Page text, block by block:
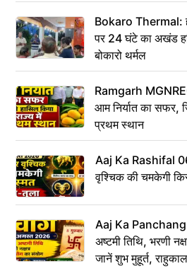
Bokaro Thermal:
पर 24 घंटे का अखंड
बोकारो थर्मल
Ramgarh
आम निर्यात का सफर,
प्रथम स्थान
Aaj Ka Rashifal
वृश्चिक की चमकेगी
Aaj Ka
अष्टमी तिथि, भरणी
जानें शुभ मुहूर्त,